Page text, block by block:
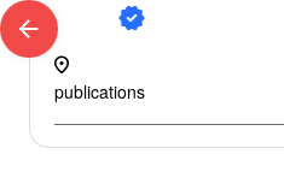
verified
location_on
publications
arrow_back